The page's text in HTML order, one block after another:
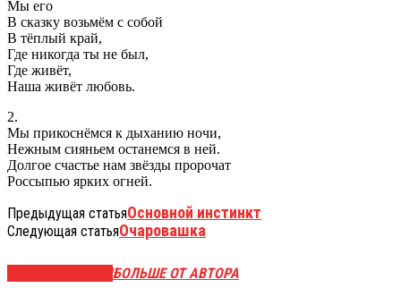
Мы его
В сказку возьмём с собой
В тёплый край,
Где никогда ты не был,
Где живёт,
Наша живёт любовь.
2.
Мы прикоснёмся к дыханию ночи,
Нежным сияньем останемся в ней.
Долгое счастье нам звёзды пророчат
Россыпью ярких огней.
Предыдущая статьяОсновной инстинкт
Следующая статьяОчаровашка
БОЛЬШЕ ОТ АВТОРА